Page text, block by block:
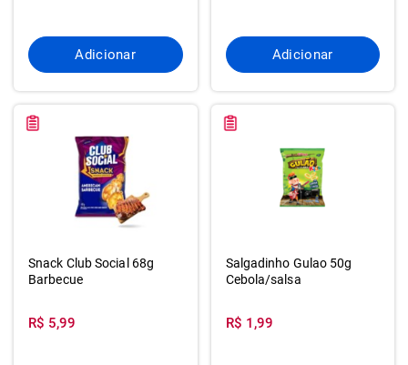
Adicionar Adicionar
Snack Club Social 68g
Barbecue
R$ 5,99
Salgadinho Gulao 50g
Cebola/salsa
R$ 1,99